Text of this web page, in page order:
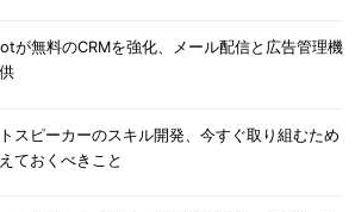
が無料のCRMを強化、メール配信と広告管理機
スピーカーのスキル開発、今すぐ取り組むため
ておくべきこと